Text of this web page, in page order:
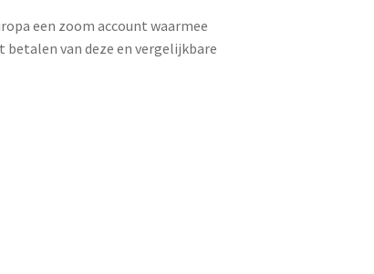
een zoom account waarmee
van deze en vergelijkbare